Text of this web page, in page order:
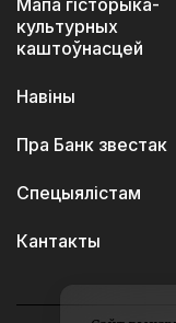
Мапа гісторыка-
культурных
каштоўнасцей
Навіны
Пра Банк звестак
Спецыялістам
Кантакты